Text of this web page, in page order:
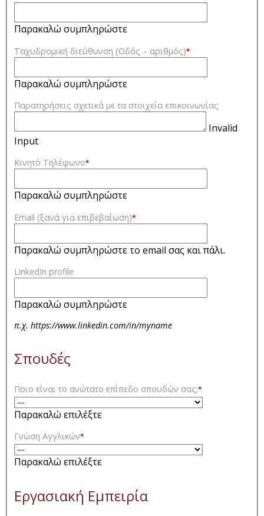
Παρακαλώ συμπληρώστε
Ταχυδρομική διεύθυνση (Οδός – αριθμός)*
Παρακαλώ συμπληρώστε
Παρατηρήσεις σχετικά με τα στοιχεία επικοινωνίας
Invalid
Input
Κινητό Τηλέφωνο*
Παρακαλώ συμπληρώστε
Email (ξανά για επιβεβαίωση)*
Παρακαλώ συμπληρώστε το email σας και πάλι.
LinkedIn profile
Παρακαλώ συμπληρώστε
π.χ. https://www.linkedin.com/in/myname
Σπουδές
Ποιο είναι το ανώτατο επίπεδο σπουδών σας;*
Παρακαλώ επιλέξτε
Γνώση Αγγλικών*
Παρακαλώ επιλέξτε
Εργασιακή Εμπειρία